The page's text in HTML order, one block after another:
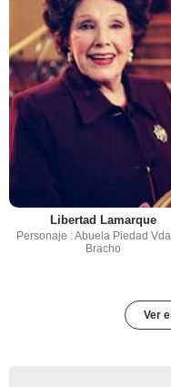
Libertad Lamarque
Personaje : Abuela Piedad
Bracho
Ver